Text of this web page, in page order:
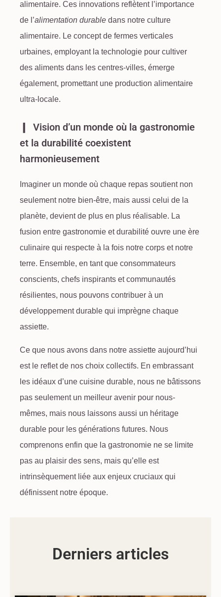
alimentaire. Ces innovations reflètent l’importance
de l’alimentation durable dans notre culture
alimentaire. Le concept de fermes verticales
urbaines, employant la technologie pour cultiver
des aliments dans les centres-villes, émerge
également, promettant une production alimentaire
ultra-locale.
Vision d’un monde où la gastronomie
et la durabilité coexistent
harmonieusement
Imaginer un monde où chaque repas soutient non
seulement notre bien-être, mais aussi celui de la
planète, devient de plus en plus réalisable. La
fusion entre gastronomie et durabilité ouvre une ère
culinaire qui respecte à la fois notre corps et notre
terre. Ensemble, en tant que consommateurs
conscients, chefs inspirants et communautés
résilientes, nous pouvons contribuer à un
développement durable qui imprègne chaque
assiette.
Ce que nous avons dans notre assiette aujourd’hui
est le reflet de nos choix collectifs. En embrassant
les idéaux d’une cuisine durable, nous ne bâtissons
pas seulement un meilleur avenir pour nous-
mêmes, mais nous laissons aussi un héritage
durable pour les générations futures. Nous
comprenons enfin que la gastronomie ne se limite
pas au plaisir des sens, mais qu’elle est
intrinsèquement liée aux enjeux cruciaux qui
définissent notre époque.
Derniers articles